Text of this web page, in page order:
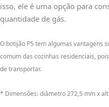
isso, ele é uma opção para
quantidade de gás.
O botijão P5 tem algumas vantagens
comum das cozinhas residenciais,
de transportar.
* Dimensões: diâmetro 272,5 mm x